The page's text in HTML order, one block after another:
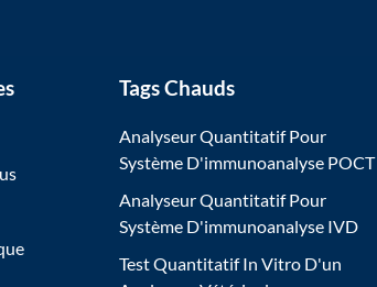
Tags Chauds
Analyseur Quantitatif Pour
Système D'immunoanalyse POCT
Analyseur Quantitatif Pour
Système D'immunoanalyse IVD
Test Quantitatif In Vitro D'un